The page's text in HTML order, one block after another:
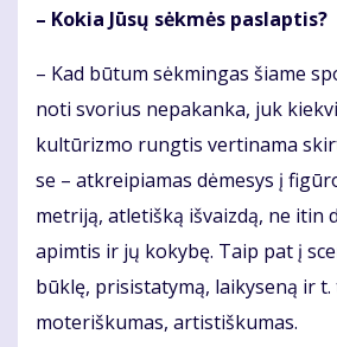
– Ko­kia Jū­sų sėk­mės pa­slap­tis?
– Kad bū­tum sėk­min­gas šia­me
no­ti svo­rius ne­pa­kan­ka, juk
kul­tū­riz­mo rung­tis ver­ti­na­ma
se – at­krei­pia­mas dė­me­sys į
met­ri­ją, at­le­tiš­ką iš­vaiz­dą, ne itin
ap­im­tis ir jų ko­ky­bę. Taip pat į
būk­lę, pri­sis­ta­ty­mą, lai­ky­se­ną ir t.
mo­te­riš­ku­mas, ar­tis­tiš­ku­mas.